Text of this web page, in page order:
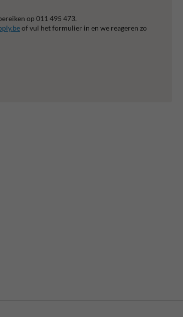
op 011 495 473.
of vul het formulier in en we reageren zo